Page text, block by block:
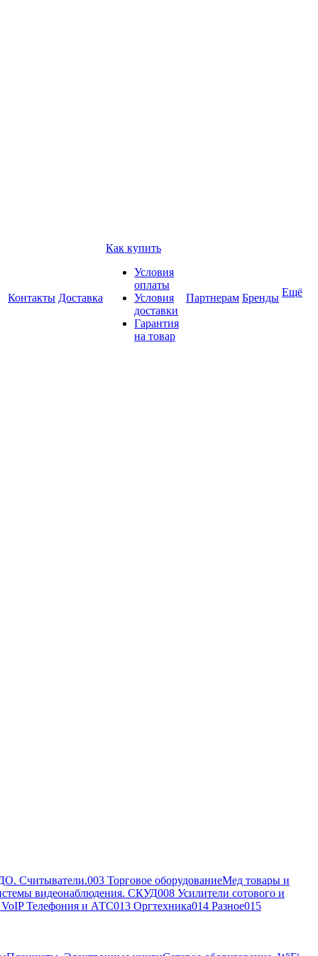
Контакты Доставка
Как купить
Условия
оплаты
Условия
доставки
Гарантия
на товар
Партнерам Бренды Ещё
Считыватели.003 Торговое оборудованиеМед товары и
видеонаблюдения. СКУД008 Усилители сотового и
VoIP Телефония и АТС013 Оргтехника014 Разное015